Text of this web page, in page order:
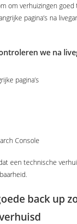
om verhuizingen
pagina’s na
we na
pagina’s
Console
een technische
back up